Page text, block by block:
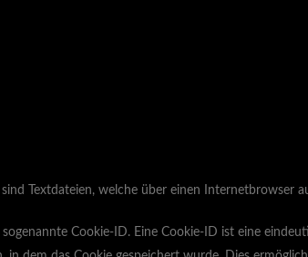
Textdateien, welche über einen Internetbrowser
Cookie-ID. Eine Cookie-ID ist eine